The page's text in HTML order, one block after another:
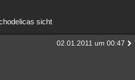
sicht
02.01.2011 um 00:47